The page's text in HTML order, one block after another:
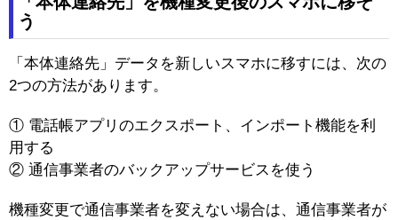
う
「本体連絡先」データを新しいスマホに移すには、次の
2つの方法があります。
① 電話帳アプリのエクスポート、インポート機能を利
用する
② 通信事業者のバックアップサービスを使う
機種変更で通信事業者を変えない場合は、通信事業者が